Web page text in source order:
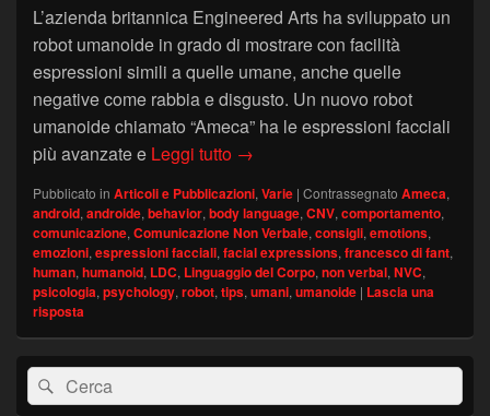
L’azienda britannica Engineered Arts ha sviluppato un
robot umanoide in grado di mostrare con facilità
espressioni simili a quelle umane, anche quelle
negative come rabbia e disgusto. Un nuovo robot
umanoide chiamato “Ameca” ha le espressioni facciali
più avanzate e Leggi tutto Il robot Ameca può esprimere
→
Pubblicato in Articoli e Pubblicazioni,Varie | Contrassegnato Ameca,
android,androide,behavior,body language,CNV,comportamento,
comunicazione,Comunicazione Non Verbale,consigli,emotions,
emozioni,espressioni facciali,facial expressions,francesco di fant,
human,humanoid, LDC, Linguaggio del Corpo,non verbal,NVC,
psicologia,psychology,robot,tips,umani,umanoide | Lascia una
risposta
Area
widget
barra
Cerca:Cerca